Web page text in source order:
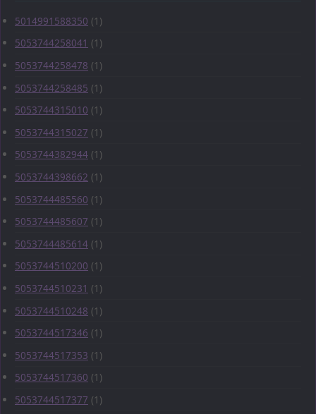
5014991588350 (1)
5053744258041 (1)
5053744258478 (1)
5053744258485 (1)
5053744315010 (1)
5053744315027 (1)
5053744382944 (1)
5053744398662 (1)
5053744485560 (1)
5053744485607 (1)
5053744485614 (1)
5053744510200 (1)
5053744510231 (1)
5053744510248 (1)
5053744517346 (1)
5053744517353 (1)
5053744517360 (1)
5053744517377 (1)